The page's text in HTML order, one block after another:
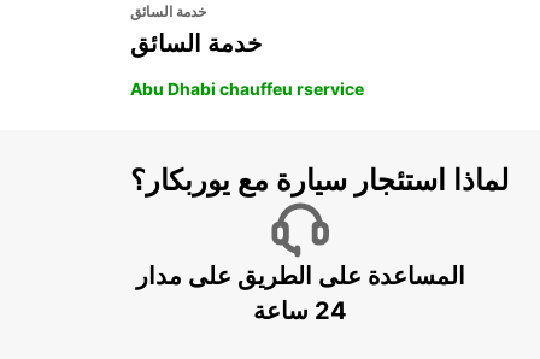
خدمة السائق
خدمة السائق
Abu Dhabi chauffeu rservice
لماذا استئجار سيارة مع يوربكار؟
المساعدة على الطريق على مدار
24 ساعة